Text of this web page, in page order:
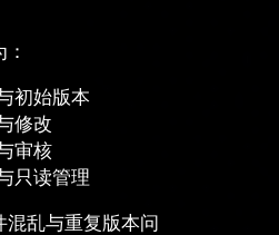
初始版本
修改
审核
只读管理
混乱与重复版本问